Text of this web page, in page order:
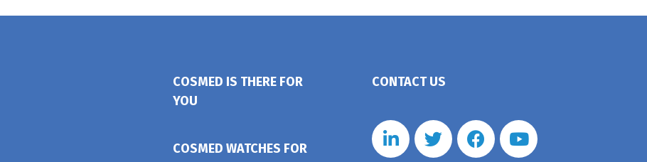
COSMED IS THERE FOR
YOU
COSMED WATCHES FOR
CONTACT US